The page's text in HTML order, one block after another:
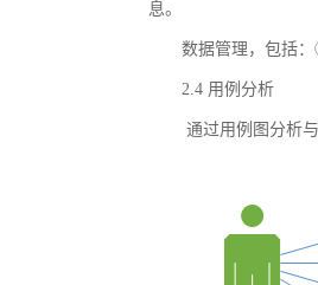
息。
数据管理，包括
2.4 用例分析
通过用例图分析